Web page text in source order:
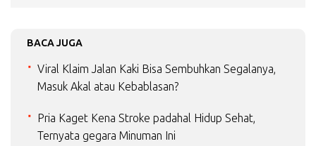
BACA JUGA
Viral Klaim Jalan Kaki Bisa Sembuhkan Segalanya,
Masuk Akal atau Kebablasan?
Pria Kaget Kena Stroke padahal Hidup Sehat,
Ternyata gegara Minuman Ini